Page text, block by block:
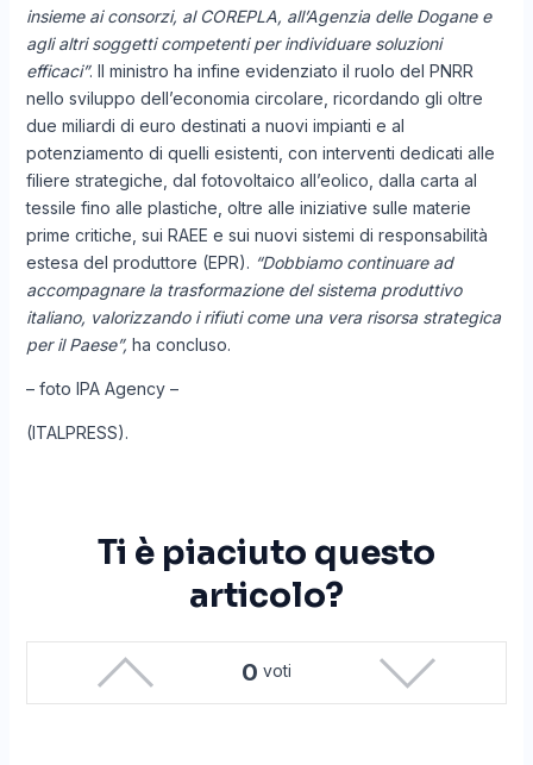
insieme ai consorzi, al COREPLA, all’Agenzia delle Dogane e
agli altri soggetti competenti per individuare soluzioni
efficaci”. Il ministro ha infine evidenziato il ruolo del PNRR
nello sviluppo dell’economia circolare, ricordando gli oltre
due miliardi di euro destinati a nuovi impianti e al
potenziamento di quelli esistenti, con interventi dedicati alle
filiere strategiche, dal fotovoltaico all’eolico, dalla carta al
tessile fino alle plastiche, oltre alle iniziative sulle materie
prime critiche, sui RAEE e sui nuovi sistemi di responsabilità
estesa del produttore (EPR). “Dobbiamo continuare ad
accompagnare la trasformazione del sistema produttivo
italiano, valorizzando i rifiuti come una vera risorsa strategica
per il Paese”, ha concluso.
– foto IPA Agency –
(ITALPRESS).
Ti è piaciuto questo
articolo?
0 voti